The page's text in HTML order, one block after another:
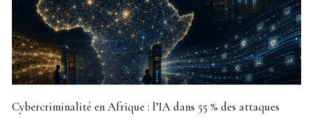
Cybercriminalité en Afrique : l’IA dans 55 % des attaques